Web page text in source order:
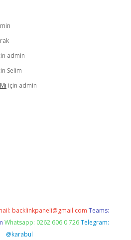
admin
Selim
için admin
backlinkpaneli@gmail.com Teams:
Whatsapp: 0262 606 0 726 Telegram:
@karabul